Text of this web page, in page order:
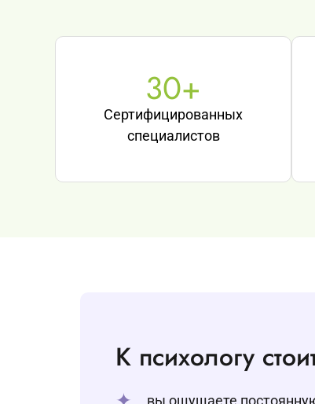
Сертифицированных
специалистов
30+
К психологу
вы ощущаете